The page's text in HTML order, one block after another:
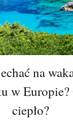
na
w Europie?
ciepło?